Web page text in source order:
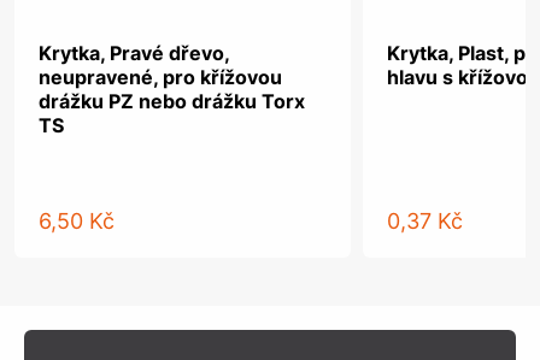
Krytka, Pravé dřevo,
neupravené, pro křížovou
drážku PZ nebo drážku Torx
TS
6,50 Kč
Krytka, Plast,
hlavu s
0,37 Kč